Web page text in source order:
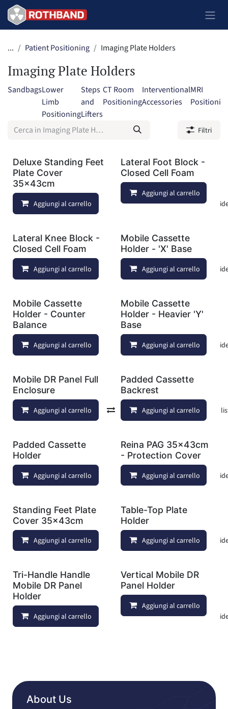
Passa al contenuto
... Patient Positioning Imaging Plate Holders
Imaging Plate Holders
SandbagsLower
Limb
Positioning
Steps
and
Lifters
CT Room
Positioning
Interventional
Accessories
MRI
Filtri
Deluxe Standing Feet
Plate Cover
35x43cm
Aggiungi al carrello Aggiungi alla lista dei
Lateral Foot Block -
Closed Cell Foam
Aggiungi al carrello
Lateral Knee Block -
Closed Cell Foam
Aggiungi al carrello Aggiungi alla lista dei
Mobile Cassette
Holder - 'X' Base
Aggiungi al carrello
Mobile Cassette
Holder - Counter
Balance
Aggiungi al carrello Aggiungi alla lista dei
Mobile Cassette
Holder - Heavier 'Y'
Base
Aggiungi al carrello
Mobile DR Panel Full
Enclosure
Aggiungi al carrello Confronta Aggiungi alla
Padded Cassette
Backrest
Aggiungi al carrello
Padded Cassette
Holder
Aggiungi al carrello Aggiungi alla lista dei
Reina PAG 35x43cm
- Protection Cover
Aggiungi al carrello
Standing Feet Plate
Cover 35x43cm
Aggiungi al carrello Aggiungi alla lista dei
Table-Top Plate
Holder
Aggiungi al carrello
Tri-Handle Handle
Mobile DR Panel
Holder
Aggiungi al carrello Aggiungi alla lista dei
Vertical Mobile DR
Panel Holder
Aggiungi al carrello
About Us